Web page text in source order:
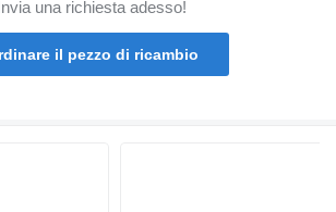
una richiesta adesso!
il pezzo di ricambio